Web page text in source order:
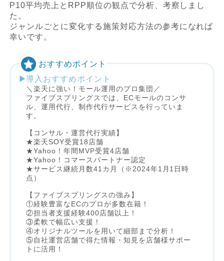
P10平均売上とRPP順位の観点で分析、考察しまし
た。
ジャンルごとに変化する施策対応方法の参考になれば
幸いです。
おすすめポイント
導入おすすめポイント
＼楽天に強い！モール運用のプロ集団／
ファイブスプリングスでは、ECモールのコンサ
ル、運用代行、制作代行サービスを行っていま
す。
【コンサル・運営代行実績】
★楽天SOY受賞18店舗
★Yahoo！年間MVP受賞4店舗
★Yahoo！コマースパートナー認定
★サービス継続月数41カ月（※2024年1月1日時
点）
【ファイブスプリングスの強み】
①経験豊富なECのプロが多数在籍！
②担当者支援経験400店舗以上！
③柔軟で幅広い支援！
④オリジナルツールを用いて細部まで分析！
⑤自社運営店舗で得た情報・知見を店舗様サポー
トに活用！